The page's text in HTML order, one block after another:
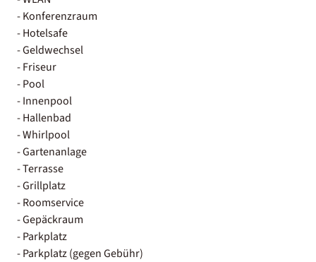
- Konferenzraum
- Hotelsafe
- Geldwechsel
- Friseur
- Pool
- Innenpool
- Hallenbad
- Whirlpool
- Gartenanlage
- Terrasse
- Grillplatz
- Roomservice
- Gepäckraum
- Parkplatz
- Parkplatz (gegen Gebühr)